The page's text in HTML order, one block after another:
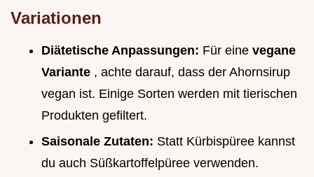
Variationen
Diätetische Anpassungen: Für eine vegane
Variante , achte darauf, dass der Ahornsirup
vegan ist. Einige Sorten werden mit tierischen
Produkten gefiltert.
Saisonale Zutaten: Statt Kürbispüree kannst
du auch Süßkartoffelpüree verwenden.